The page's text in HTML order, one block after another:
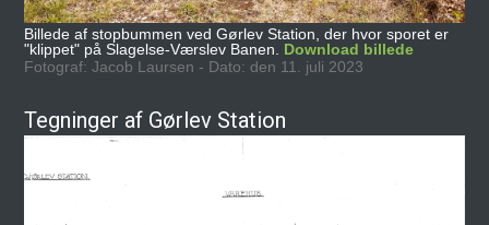
Billede af stopbummen ved Gørlev Station, der hvor sporet er
"klippet" på Slagelse-Værslev Banen. Download billede
Fotograf: Jacob Laursen - Dato: den 11. juli 2023
Tegninger af Gørlev Station